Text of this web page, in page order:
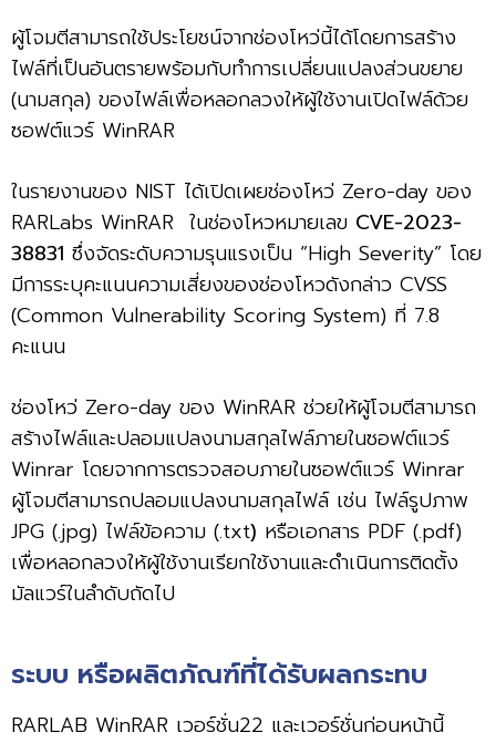
ผู้โจมตีสามารถใช้ประโยชน์จากช่องโหว่นี้ได้โดยการสร้าง
ไฟล์ที่เป็นอันตรายพร้อมกับทำการเปลี่ยนแปลงส่วนขยาย
(นามสกุล) ของไฟล์เพื่อหลอกลวงให้ผู้ใช้งานเปิดไฟล์ด้วย
ซอฟต์แวร์ WinRAR
ในรายงานของ NIST ได้เปิดเผยช่องโหว่ Zero-day ของ
RARLabs WinRAR ในช่องโหวหมายเลข CVE-2023-
38831 ซึ่งจัดระดับความรุนแรงเป็น “High Severity” โดย
มีการระบุคะแนนความเสี่ยงของช่องโหวดังกล่าว CVSS
(Common Vulnerability Scoring System) ที่ 7.8
คะแนน
ช่องโหว่ Zero-day ของ WinRAR ช่วยให้ผู้โจมตีสามารถ
สร้างไฟล์และปลอมแปลงนามสกุลไฟล์ภายในซอฟต์แวร์
Winrar โดยจากการตรวจสอบภายในซอฟต์แวร์ Winrar
ผู้โจมตีสามารถปลอมแปลงนามสกุลไฟล์ เช่น ไฟล์รูปภาพ
JPG (.jpg) ไฟล์ข้อความ (.txt) หรือเอกสาร PDF (.pdf)
เพื่อหลอกลวงให้ผู้ใช้งานเรียกใช้งานและดำเนินการติดตั้ง
มัลแวร์ในลำดับถัดไป
ระบบ หรือผลิตภัณฑ์ที่ได้รับผลกระทบ
RARLAB WinRAR เวอร์ชั่น22 และเวอร์ชั่นก่อนหน้านี้